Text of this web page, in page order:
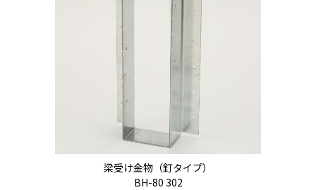
梁受け金物（釘タイプ）
BH-80 302